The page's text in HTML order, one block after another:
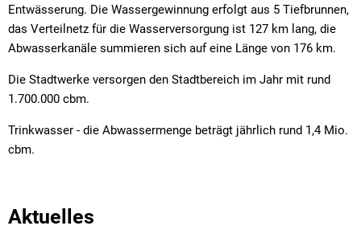
Entwässerung. Die Wassergewinnung erfolgt aus 5 Tiefbrunnen,
das Verteilnetz für die Wasserversorgung ist 127 km lang, die
Abwasserkanäle summieren sich auf eine Länge von 176 km.
Die Stadtwerke versorgen den Stadtbereich im Jahr mit rund
1.700.000 cbm.
Trinkwasser - die Abwassermenge beträgt jährlich rund 1,4 Mio.
cbm.
Aktuelles